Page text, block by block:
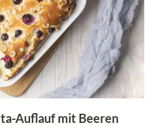
Auflauf mit Beeren